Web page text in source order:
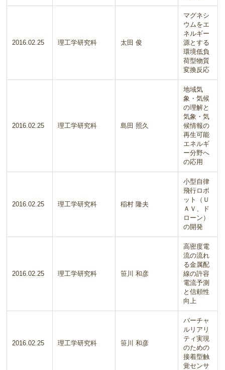
2016.02.25 理工学研究科 太田 俊
マグネシ
ウムをエ
ネルギー
源とする
環境低負
荷型物質
変換反応
2016.02.25 理工学研究科 島田 照久
地域気
象・気候
の理解と
気象・気
候情報の
再生可能
エネルギ
ー分野へ
の応用
2016.02.25 理工学研究科 稲村 隆夫
小型自律
飛行ロボ
ット（Ｕ
ＡＶ、ド
ローン）
の開発
2016.02.25 理工学研究科 笹川 和彦
高密度電
流の流れ
る金属配
線の許容
電流予測
と信頼性
向上
2016.02.25 理工学研究科 笹川 和彦
バーチャ
ルリアリ
ティ実現
のための
接着型触
覚センサ